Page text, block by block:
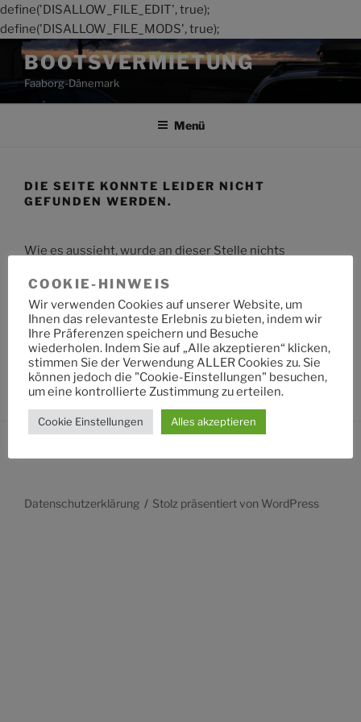
define('DISALLOW_FILE_EDIT', true);
define('DISALLOW_FILE_MODS', true);
Zum
Inhalt
springen
BOOTSVERMIETUNG
Faaborg-Dänemark
Menü
DIE SEITE KONNTE LEIDER NICHT
GEFUNDEN WERDEN.
Wie es aussieht, wurde an dieser Stelle nichts
Suche
nach:
Datenschutzerklärung Stolz präsentiert von WordPress
COOKIE-HINWEIS
Wir verwenden Cookies auf unserer Website, um
Ihnen das relevanteste Erlebnis zu bieten, indem wir
Ihre Präferenzen speichern und Besuche
wiederholen. Indem Sie auf „Alle akzeptieren“ klicken,
stimmen Sie der Verwendung ALLER Cookies zu. Sie
können jedoch die "Cookie-Einstellungen" besuchen,
um eine kontrollierte Zustimmung zu erteilen.
Cookie Einstellungen Alles akzeptieren